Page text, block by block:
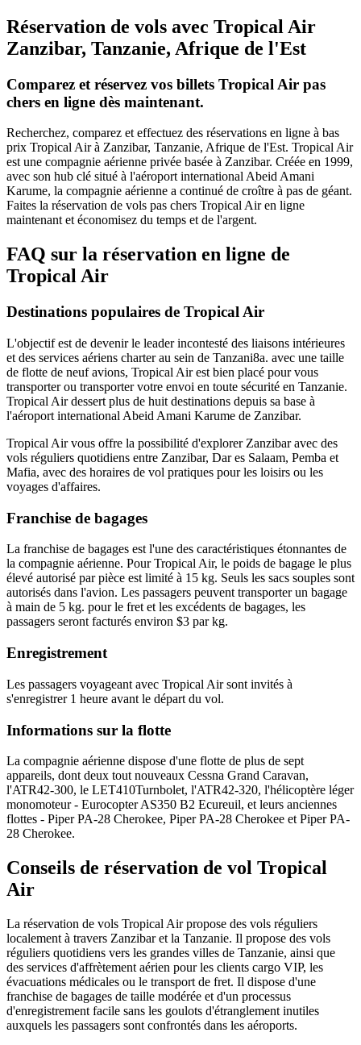
Réservation de vols avec Tropical Air
Zanzibar, Tanzanie, Afrique de l'Est
Comparez et réservez vos billets Tropical Air pas
chers en ligne dès maintenant.
Recherchez, comparez et effectuez des réservations en ligne à bas
prix Tropical Air à Zanzibar, Tanzanie, Afrique de l'Est. Tropical Air
est une compagnie aérienne privée basée à Zanzibar. Créée en 1999,
avec son hub clé situé à l'aéroport international Abeid Amani
Karume, la compagnie aérienne a continué de croître à pas de géant.
Faites la réservation de vols pas chers Tropical Air en ligne
maintenant et économisez du temps et de l'argent.
FAQ sur la réservation en ligne de
Tropical Air
Destinations populaires de Tropical Air
L'objectif est de devenir le leader incontesté des liaisons intérieures
et des services aériens charter au sein de Tanzani8a. avec une taille
de flotte de neuf avions, Tropical Air est bien placé pour vous
transporter ou transporter votre envoi en toute sécurité en Tanzanie.
Tropical Air dessert plus de huit destinations depuis sa base à
l'aéroport international Abeid Amani Karume de Zanzibar.
Tropical Air vous offre la possibilité d'explorer Zanzibar avec des
vols réguliers quotidiens entre Zanzibar, Dar es Salaam, Pemba et
Mafia, avec des horaires de vol pratiques pour les loisirs ou les
voyages d'affaires.
Franchise de bagages
La franchise de bagages est l'une des caractéristiques étonnantes de
la compagnie aérienne. Pour Tropical Air, le poids de bagage le plus
élevé autorisé par pièce est limité à 15 kg. Seuls les sacs souples sont
autorisés dans l'avion. Les passagers peuvent transporter un bagage
à main de 5 kg. pour le fret et les excédents de bagages, les
passagers seront facturés environ $3 par kg.
Enregistrement
Les passagers voyageant avec Tropical Air sont invités à
s'enregistrer 1 heure avant le départ du vol.
Informations sur la flotte
La compagnie aérienne dispose d'une flotte de plus de sept
appareils, dont deux tout nouveaux Cessna Grand Caravan,
l'ATR42-300, le LET410Turnbolet, l'ATR42-320, l'hélicoptère léger
monomoteur - Eurocopter AS350 B2 Ecureuil, et leurs anciennes
flottes - Piper PA-28 Cherokee, Piper PA-28 Cherokee et Piper PA-
28 Cherokee.
Conseils de réservation de vol Tropical
Air
La réservation de vols Tropical Air propose des vols réguliers
localement à travers Zanzibar et la Tanzanie. Il propose des vols
réguliers quotidiens vers les grandes villes de Tanzanie, ainsi que
des services d'affrètement aérien pour les clients cargo VIP, les
évacuations médicales ou le transport de fret. Il dispose d'une
franchise de bagages de taille modérée et d'un processus
d'enregistrement facile sans les goulots d'étranglement inutiles
auxquels les passagers sont confrontés dans les aéroports.